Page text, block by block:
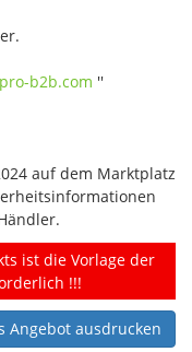
b2b.com ''
auf dem Marktplatz
ist die Vorlage der
!!!
Angebot ausdrucken